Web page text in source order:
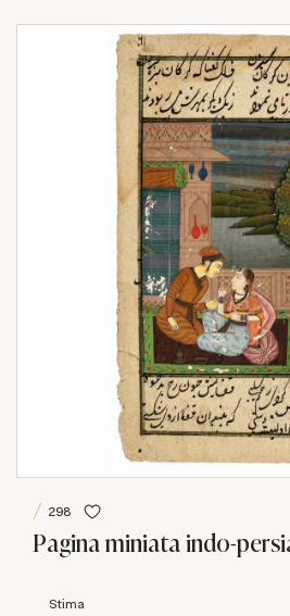
298
Pagina miniata indo-
Stima